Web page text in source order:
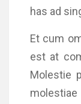
has ad
Et cum
est at
Molestie